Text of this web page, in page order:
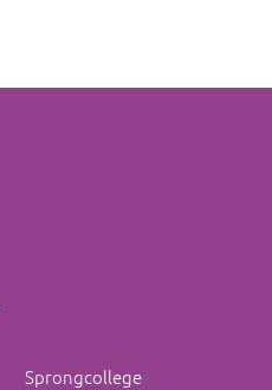
Sprongcollege